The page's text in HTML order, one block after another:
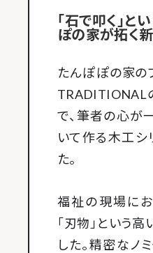
「石で叩く」と
ぽの家が拓く
たんぽぽの家の
TRADITIONAL
で、筆者の心が
いて作る木工シ
た。
福祉の現場に
「刃物」という
した。精密なノ